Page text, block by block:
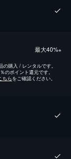
最⼤40%※
購入 / レンタルです。
のポイント還元です。
ちらをご確認ください。